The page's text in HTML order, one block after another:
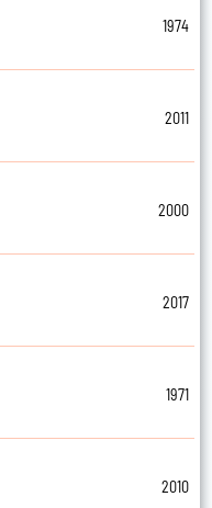
1974
2011
2000
2017
1971
2010